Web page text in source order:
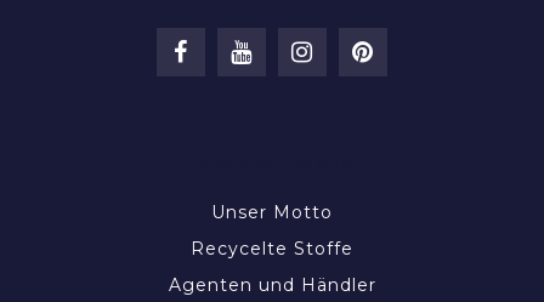
Unser Motto
Recycelte Stoffe
Agenten und Händler